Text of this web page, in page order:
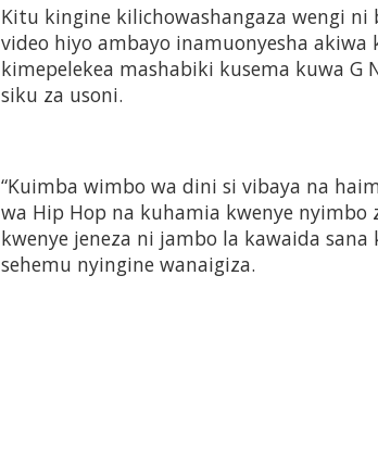
Kitu kingine kilichowashangaza wengi
video hiyo ambayo inamuonyesha akiwa
kimepelekea mashabiki kusema kuwa G
siku za usoni.
“Kuimba wimbo wa dini si vibaya na
wa Hip Hop na kuhamia kwenye nyimbo
kwenye jeneza ni jambo la kawaida
sehemu nyingine wanaigiza.